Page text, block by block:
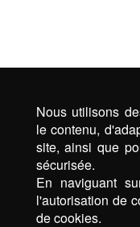
Nous utilisons
le contenu,
site, ainsi que
sécurisée.
En naviguant
l'autorisation de
de cookies.